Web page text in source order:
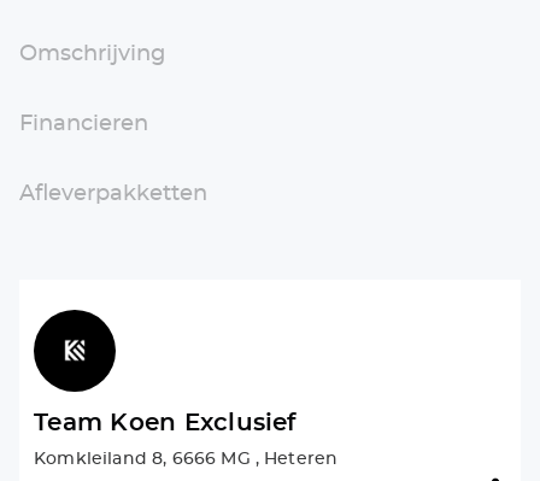
Omschrijving
Financieren
Afleverpakketten
Team Koen Exclusief
Komkleiland 8, 6666 MG , Heteren